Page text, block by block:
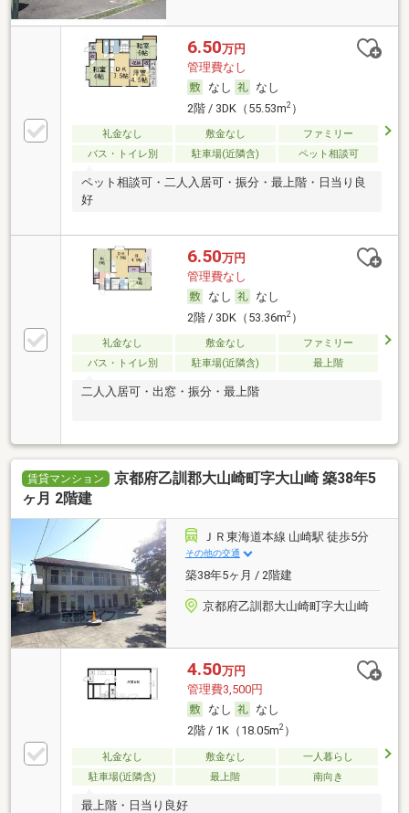
6.50万円
管理費なし
なし
なし
2階 / 3DK（55.53m2）
礼金なし 敷金なし
ファミリー
バス・トイレ別
駐車場(近隣含) ペット相談可
ペット相談可・二人入居可・振分・最上階・日当り良
好
6.50万円
管理費なし
なし
なし
2階 / 3DK（53.36m2）
礼金なし 敷金なし
ファミリー
バス・トイレ別
駐車場(近隣含) 最上階
二人入居可・出窓・振分・最上階
賃貸マンション
京都府乙訓郡大山崎町字大山崎 築38年5
ヶ月 2階建
ＪＲ東海道本線 山崎駅 徒歩5分
その他の交通
築38年5ヶ月 / 2階建
京都府乙訓郡大山崎町字大山崎
4.50万円
管理費3,500円
なし
なし
2階 / 1K（18.05m2）
礼金なし 敷金なし
一人暮らし
駐車場(近隣含)
最上階 南向き
最上階・日当り良好